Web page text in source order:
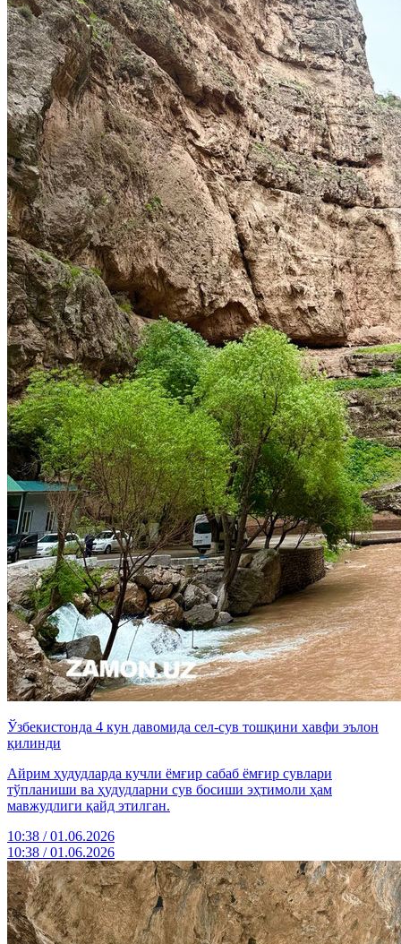
Ўзбекистонда 4 кун давомида сел-сув тошқини хавфи эълон
қилинди
Айрим ҳудудларда кучли ёмғир сабаб ёмғир сувлари
тўпланиши ва ҳудудларни сув босиши эҳтимоли ҳам
мавжудлиги қайд этилган.
10:38 / 01.06.2026
10:38 / 01.06.2026